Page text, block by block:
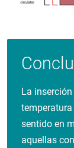
La
sentido en
aquellas